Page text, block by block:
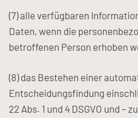
(7) alle verfügbaren
Daten, wenn die
betroffenen Person erhoben
(8) das Bestehen einer
Entscheidungsfindung
22 Abs. 1 und 4 DSGVO und –